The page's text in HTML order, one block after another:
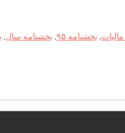
, بخشنامه ۹۵ , بخشنامه سال,